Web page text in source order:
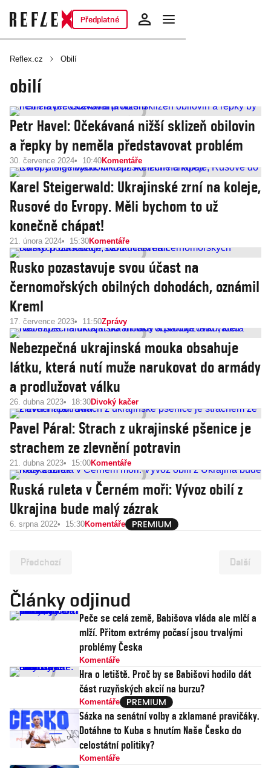
Předplatné
Reflex.cz Obilí
obilí
Petr Havel: Očekávaná nižší sklizeň obilovin
a řepky by neměla představovat problém
30. července 2024 10:40Komentáře
Karel Steigerwald: Ukrajinské zrní na koleje,
Rusové do Evropy. Měli bychom to už
konečně chápat!
21. února 2024 15:30Komentáře
Rusko pozastavuje svou účast na
černomořských obilných dohodách, oznámil
Kreml
17. července 2023 11:50Zprávy
Nebezpečná ukrajinská mouka obsahuje
látku, která nutí muže narukovat do armády
a prodlužovat válku
26. dubna 2023 18:30Divoký kačer
Pavel Páral: Strach z ukrajinské pšenice je
strachem ze zlevnění potravin
21. dubna 2023 15:00Komentáře
Ruská ruleta v Černém moři: Vývoz obilí z
Ukrajina bude malý zázrak
6. srpna 2022 15:30Komentáře
Předchozí Další
Články odjinud
Peče se celá země, Babišova vláda ale mlčí a
mlží. Přitom extrémy počasí jsou trvalými
problémy Česka
Komentáře
Hra o letiště. Proč by se Babišovi hodilo dát
část ruzyňských akcií na burzu?
Komentáře
Sázka na senátní volby a zklamané pravičáky.
Dotáhne to Kuba s hnutím Naše Česko do
celostátní politiky?
Komentáře